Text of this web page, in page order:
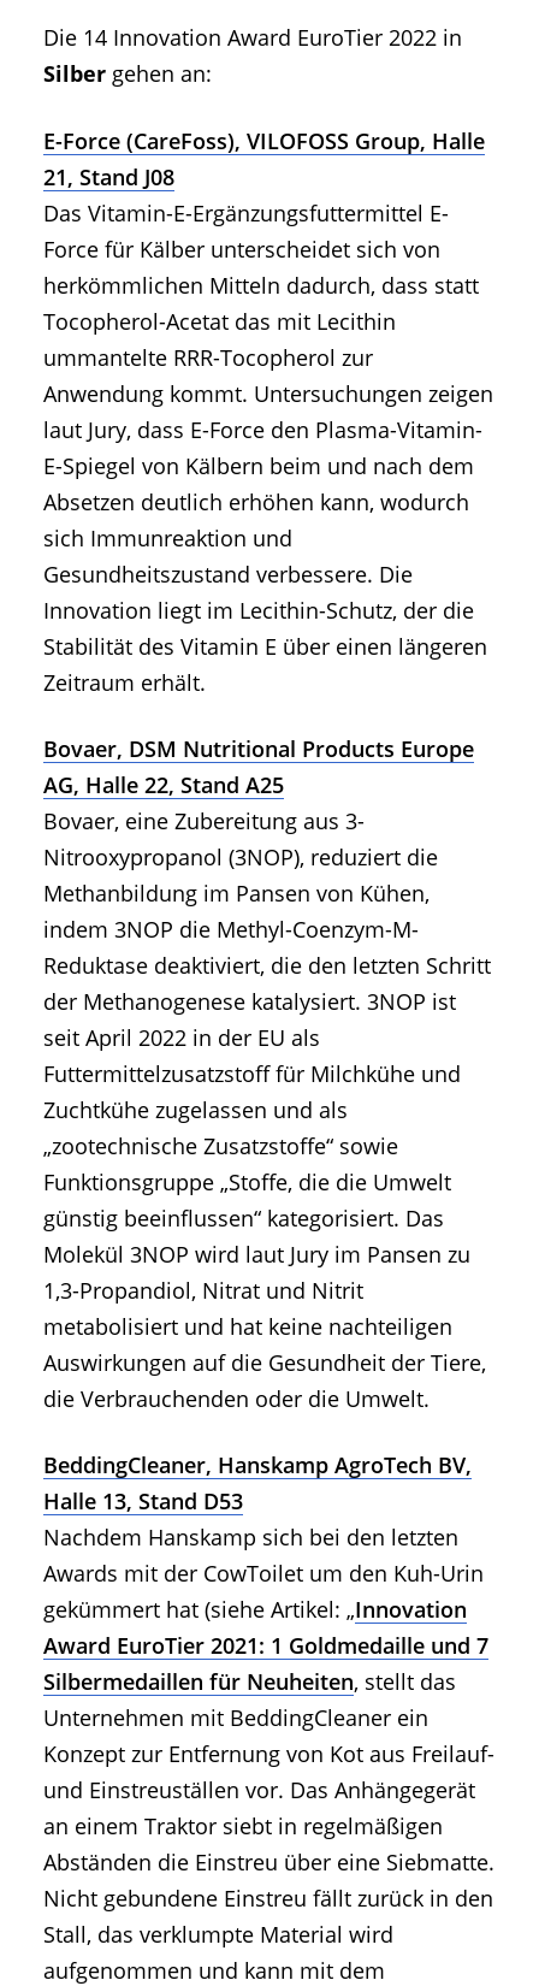
Die 14 Innovation Award EuroTier 2022 in
Silber gehen an:
E-Force (CareFoss), VILOFOSS Group, Halle
21, Stand J08
Das Vitamin-E-Ergänzungsfuttermittel E-
Force für Kälber unterscheidet sich von
herkömmlichen Mitteln dadurch, dass statt
Tocopherol-Acetat das mit Lecithin
ummantelte RRR-Tocopherol zur
Anwendung kommt. Untersuchungen zeigen
laut Jury, dass E-Force den Plasma-Vitamin-
E-Spiegel von Kälbern beim und nach dem
Absetzen deutlich erhöhen kann, wodurch
sich Immunreaktion und
Gesundheitszustand verbessere. Die
Innovation liegt im Lecithin-Schutz, der die
Stabilität des Vitamin E über einen längeren
Zeitraum erhält.
Bovaer, DSM Nutritional Products Europe
AG, Halle 22, Stand A25
Bovaer, eine Zubereitung aus 3-
Nitrooxypropanol (3NOP), reduziert die
Methanbildung im Pansen von Kühen,
indem 3NOP die Methyl-Coenzym-M-
Reduktase deaktiviert, die den letzten Schritt
der Methanogenese katalysiert. 3NOP ist
seit April 2022 in der EU als
Futtermittelzusatzstoff für Milchkühe und
Zuchtkühe zugelassen und als
„zootechnische Zusatzstoffe“ sowie
Funktionsgruppe „Stoffe, die die Umwelt
günstig beeinflussen“ kategorisiert. Das
Molekül 3NOP wird laut Jury im Pansen zu
1,3-Propandiol, Nitrat und Nitrit
metabolisiert und hat keine nachteiligen
Auswirkungen auf die Gesundheit der Tiere,
die Verbrauchenden oder die Umwelt.
BeddingCleaner, Hanskamp AgroTech BV,
Halle 13, Stand D53
Nachdem Hanskamp sich bei den letzten
Awards mit der CowToilet um den Kuh-Urin
gekümmert hat (siehe Artikel: „Innovation
Award EuroTier 2021: 1 Goldmedaille und 7
Silbermedaillen für Neuheiten, stellt das
Unternehmen mit BeddingCleaner ein
Konzept zur Entfernung von Kot aus Freilauf-
und Einstreuställen vor. Das Anhängegerät
an einem Traktor siebt in regelmäßigen
Abständen die Einstreu über eine Siebmatte.
Nicht gebundene Einstreu fällt zurück in den
Stall, das verklumpte Material wird
aufgenommen und kann mit dem